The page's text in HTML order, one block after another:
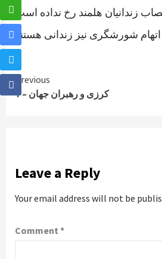
Continue
Reading
Previous
کرزی و رهبران جهان – ۱
Leave a Reply
Your email address will not be
Comment *